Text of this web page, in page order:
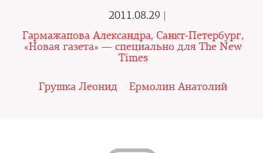
2011.08.29 |
Гармажапова Александра, Санкт-Петербург,
«Новая газета» — специально для The New
Times
Грушка Леонид Ермолин Анатолий